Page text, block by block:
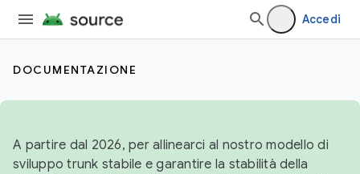
Accedi
DOCUMENTAZIONE
A partire dal 2026, per allinearci al nostro modello di
sviluppo trunk stabile e garantire la stabilità della